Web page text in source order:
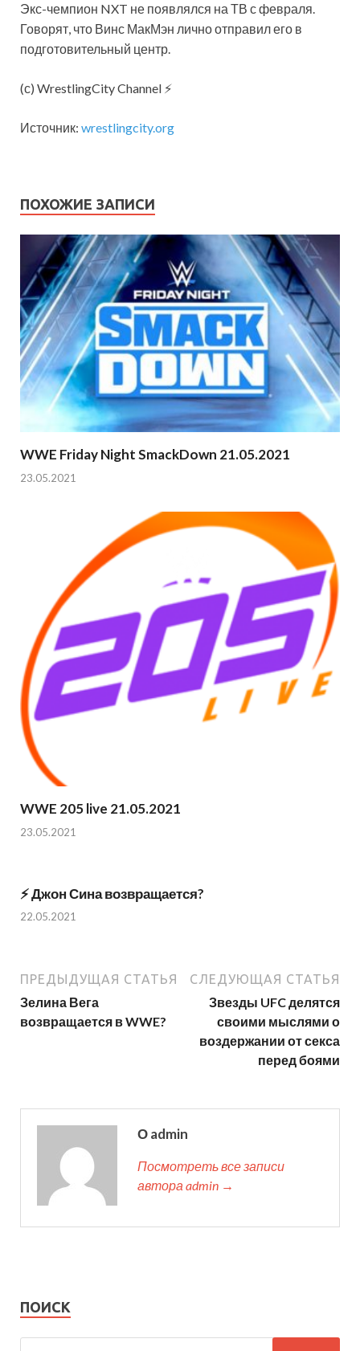
Экс-чемпион NXT не появлялся на ТВ с февраля.
Говорят, что Винс МакМэн лично отправил его в
подготовительный центр.
(с) WrestlingCity Channel ⚡
Источник: wrestlingcity.org
ПОХОЖИЕ ЗАПИСИ
WWE Friday Night SmackDown 21.05.2021
23.05.2021
WWE 205 live 21.05.2021
23.05.2021
⚡️ Джон Сина возвращается?
22.05.2021
ПРЕДЫДУЩАЯ СТАТЬЯ
Зелина Вега
возвращается в WWE?
СЛЕДУЮЩАЯ СТАТЬЯ
Звезды UFC делятся
своими мыслями о
воздержании от секса
перед боями
О admin
Посмотреть все записи
автора admin →
ПОИСК